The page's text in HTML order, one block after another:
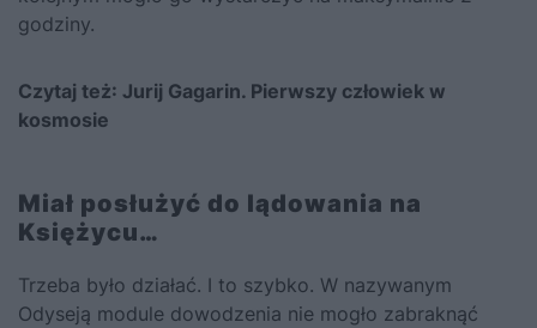
godziny.
Czytaj też: Jurij Gagarin. Pierwszy człowiek w
kosmosie
Miał posłużyć do lądowania na
Księżycu…
Trzeba było działać. I to szybko. W nazywanym
Odyseją module dowodzenia nie mogło zabraknąć